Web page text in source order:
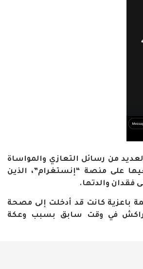
من رسائل التعازي والمواساة
على منصة “إنستغرام”، الذين
فقدان والدتها.
باعزية كانت قد أدخلت إلى مصحة
في وقت سابق بسبب وعكة